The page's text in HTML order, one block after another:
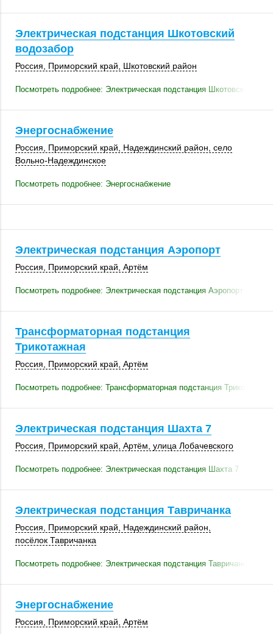
Электрическая подстанция Шкотовский
водозабор
Россия Приморский край Шкотовский район
Посмотреть подробнее: Электрическая подстанция Шкотовский
Энергоснабжение
Россия Приморский край Надеждинский район , село
Вольно-Надеждинское
Посмотреть подробнее: Энергоснабжение
Электрическая подстанция Аэропорт
Россия Приморский край Артём
Посмотреть подробнее: Электрическая подстанция Аэропорт
Трансформаторная подстанция
Трикотажная
Россия Приморский край Артём
Посмотреть подробнее: Трансформаторная подстанция Трикотажная
Электрическая подстанция Шахта 7
Россия Приморский край Артём улица Лобачевского
Посмотреть подробнее: Электрическая подстанция Шахта 7
Электрическая подстанция Тавричанка
Россия Приморский край Надеждинский район
посёлок Тавричанка
Посмотреть подробнее: Электрическая подстанция Тавричанка
Энергоснабжение
Россия Приморский край Артём